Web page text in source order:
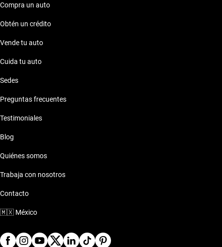
Compra un auto
Obtén un crédito
Vende tu auto
Cuida tu auto
Sedes
Preguntas frecuentes
Testimoniales
Blog
Quiénes somos
Trabaja con nosotros
Contacto
🇲🇽 México